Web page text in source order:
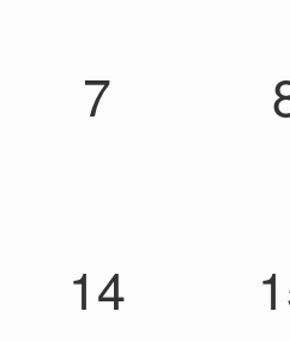
7
14